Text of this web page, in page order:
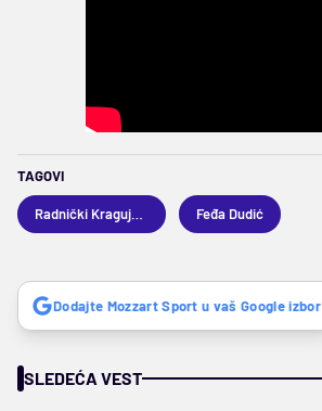
TAGOVI
Feđa Dudić
Dodajte Mozzart Sport u vaš Google izbor
SLEDEĆA VEST